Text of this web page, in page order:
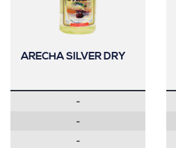
ARECHA SILVER DRY
-
-
-